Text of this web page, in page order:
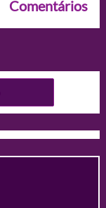
Comentários